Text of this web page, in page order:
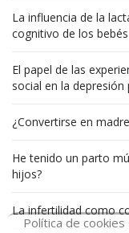
La influencia de la
cognitivo de los bebés
El papel de las
social en la depresión
¿Convertirse en
He tenido un parto
hijos?
La infertilidad como
Política de cookies